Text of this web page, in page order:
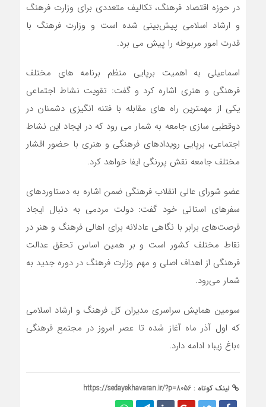
در حوزه اقتصاد فرهنگ، تکالیف متعددی برای وزارت فرهنگ
و ارشاد اسلامی پیش‌بینی شده است و وزارت فرهنگ با
قدرت امور مربوطه را پیش می برد.
اسماعیلی به اهمیت برپایی منظم برنامه های مختلف
فرهنگی و هنری اشاره کرد و گفت: تقویت نشاط اجتماعی
یکی از مهمترین راه های مقابله با فتنه انگیزی دشمنان در
دوقطبی سازی جامعه به شمار می رود که در ایجاد این نشاط
اجتماعی، برپایی رویدادهای فرهنگی و هنری با حضور اقشار
مختلف جامعه نقش پررنگی ایفا خواهد کرد.
عضو شورای عالی انقلاب فرهنگی ضمن اشاره به دستاوردهای
سفرهای استانی خود گفت: دولت مردمی به دنبال ایجاد
فرصت‌های برابر با نگاهی عادلانه برای اهالی فرهنگ و هنر در
نقاط مختلف کشور است و بر همین اساس تحقق عدالت
فرهنگی از اهداف اصلی و مهم وزارت فرهنگ در دوره جدید به
شمار می‌رود.
سومین همایش سراسری مدیران کل فرهنگ و ارشاد اسلامی
که اول آذر ماه آغاز شده تا عصر امروز در مجتمع فرهنگی
«باغ زیبا» ادامه دارد.
لینک کوتاه : https://sedayekhavaran.ir/?p=8056